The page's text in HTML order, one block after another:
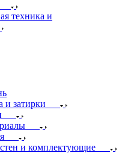
техника и
и затирки
и комплектующие